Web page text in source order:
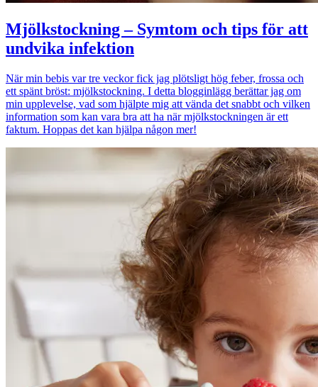
Mjölkstockning – Symtom och tips för att
undvika infektion
När min bebis var tre veckor fick jag plötsligt hög feber, frossa och
ett spänt bröst: mjölkstockning. I detta blogginlägg berättar jag om
min upplevelse, vad som hjälpte mig att vända det snabbt och vilken
information som kan vara bra att ha när mjölkstockningen är ett
faktum. Hoppas det kan hjälpa någon mer!